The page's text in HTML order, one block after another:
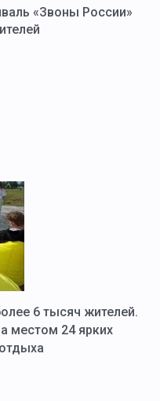
«Звоны России»
6 тысяч жителей.
местом 24 ярких